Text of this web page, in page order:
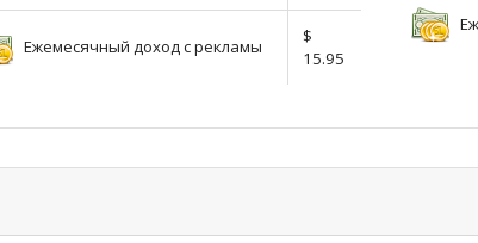
Ежемесячный доход с рекламы
$
15.95